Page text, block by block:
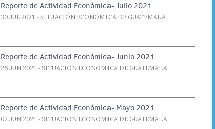
Reporte de Actividad Económica- Julio 2021
30 JUL 2021 - SITUACIÓN ECONÓMICA DE GUATEMALA
Reporte de Actividad Económica- Junio 2021
26 JUN 2021 - SITUACIÓN ECONÓMICA DE GUATEMALA
Reporte de Actividad Económica- Mayo 2021
02 JUN 2021 - SITUACIÓN ECONÓMICA DE GUATEMALA